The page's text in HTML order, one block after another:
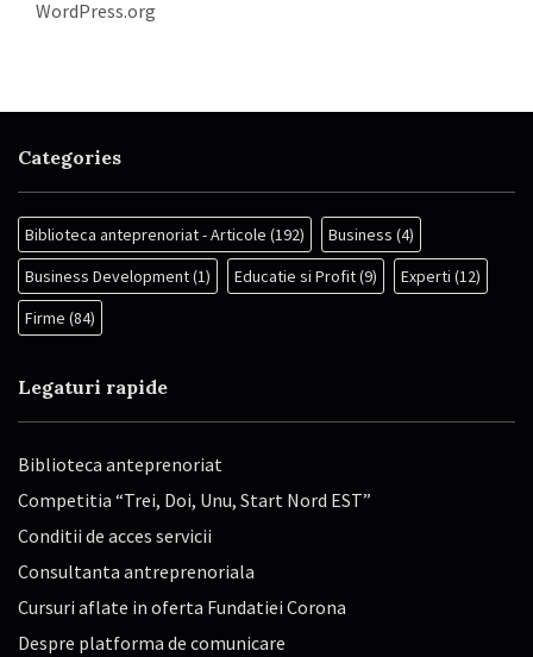
WordPress.org
Categories
Biblioteca anteprenoriat - Articole (192) Business (4)
Business Development(1) Educatie si Profit(9) Experti (12)
Firme (84)
Legaturi rapide
Biblioteca anteprenoriat
Competitia “Trei, Doi, Unu, Start Nord EST”
Conditii de acces servicii
Consultanta antreprenoriala
Cursuri aflate in oferta Fundatiei Corona
Despre platforma de comunicare